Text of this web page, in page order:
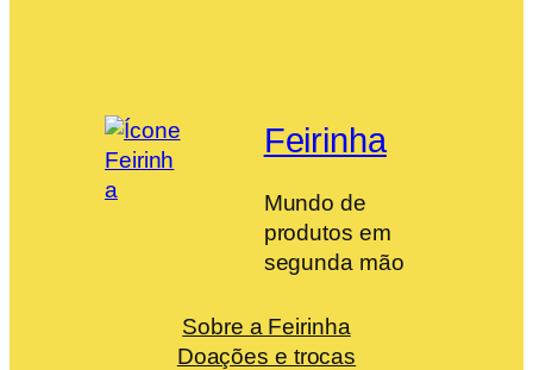
Feirinha
Mundo de
produtos em
segunda mão
Sobre a Feirinha
Doações e trocas